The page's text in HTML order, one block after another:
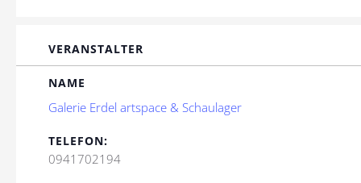
VERANSTALTER
NAME
Galerie Erdel artspace & Schaulager
TELEFON:
0941702194